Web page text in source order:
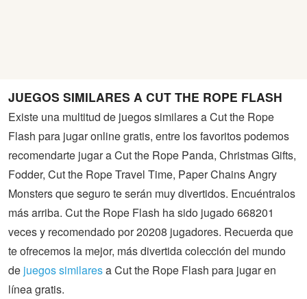
JUEGOS SIMILARES A CUT THE ROPE FLASH
Existe una multitud de juegos similares a Cut the Rope
Flash para jugar online gratis, entre los favoritos podemos
recomendarte jugar a Cut the Rope Panda, Christmas Gifts,
Fodder, Cut the Rope Travel Time, Paper Chains Angry
Monsters que seguro te serán muy divertidos. Encuéntralos
más arriba. Cut the Rope Flash ha sido jugado 668201
veces y recomendado por 20208 jugadores. Recuerda que
te ofrecemos la mejor, más divertida colección del mundo
de juegos similaresa Cut the Rope Flash para jugar en
línea gratis.